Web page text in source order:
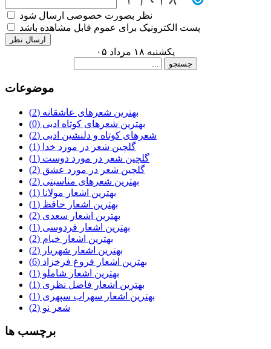
نظر بصورت خصوصی ارسال شود
پست الکترونیک برای عموم قابل مشاهده باشد
یکشنبه ۱۸ مرداد ۰۵
موضوعات
بهترین شعرهای عاشقانه (2)
بهترین شعرهای کوتاه ادبی (0)
شعرهای کوتاه و دلنشین ادبی (2)
گلچین شعر در مورد خدا (1)
گلچین شعر در مورد دوست (1)
گلچین شعر در مورد عشق (2)
بهترین شعرهای مناسبتی (2)
بهترین اشعار مولانا (1)
بهترین اشعار حافظ (1)
بهترین اشعار سعدی (2)
بهترین اشعار فردوسی (1)
بهترین اشعار خیام (2)
بهترین اشعار شهریار (2)
بهترین اشعار فروغ فرخزاد (6)
بهترین اشعار شاملو (1)
بهترین اشعار فاضل نظری (1)
بهترین اشعار سهراب سپهری (1)
شعر نو (2)
برچسب ها